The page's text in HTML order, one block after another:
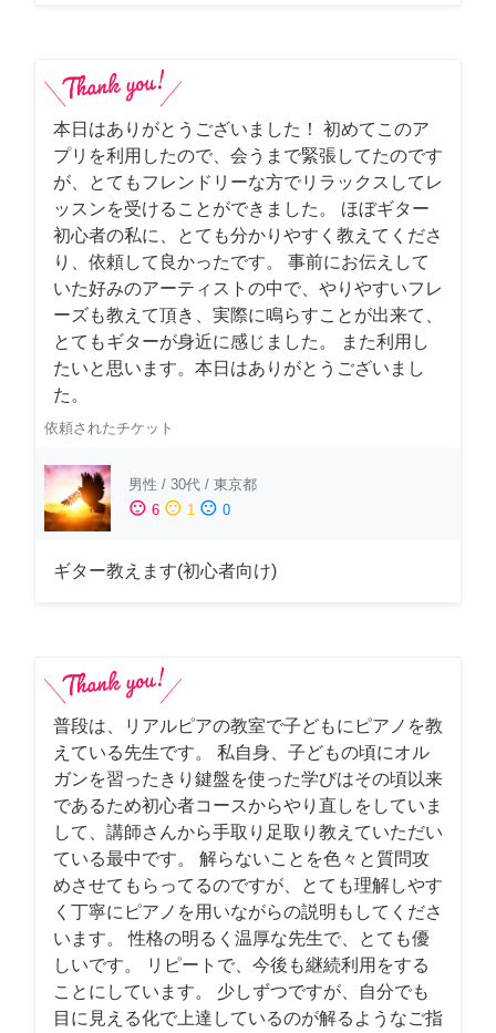
本日はありがとうございました！ 初めてこのア
プリを利用したので、会うまで緊張してたのです
が、とてもフレンドリーな方でリラックスしてレ
ッスンを受けることができました。 ほぼギター
初心者の私に、とても分かりやすく教えてくださ
り、依頼して良かったです。 事前にお伝えして
いた好みのアーティストの中で、やりやすいフレ
ーズも教えて頂き、実際に鳴らすことが出来て、
とてもギターが身近に感じました。 また利用し
たいと思います。本日はありがとうございまし
た。
依頼されたチケット
男性 / 30代 / 東京都
sentiment_satisfied 6 sentiment_neutral 1 sentiment_dissatisfied 0
ギター教えます(初心者向け)
普段は、リアルピアの教室で子どもにピアノを教
えている先生です。 私自身、子どもの頃にオル
ガンを習ったきり鍵盤を使った学びはその頃以来
であるため初心者コースからやり直しをしていま
して、講師さんから手取り足取り教えていただい
ている最中です。 解らないことを色々と質問攻
めさせてもらってるのですが、とても理解しやす
く丁寧にピアノを用いながらの説明もしてくださ
います。 性格の明るく温厚な先生で、とても優
しいです。 リピートで、今後も継続利用をする
ことにしています。 少しずつですが、自分でも
目に見える化で上達しているのが解るようなご指